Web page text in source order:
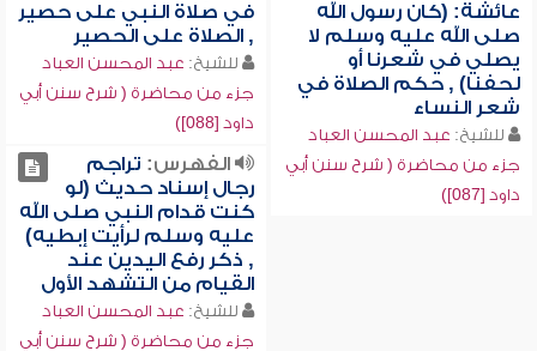
عائشة: (كان رسول الله
صلى الله عليه وسلم لا
يصلي في شعرنا أو
لحفنا) , حكم الصلاة في
شعر النساء
للشيخ: عبد المحسن العباد
جزء من محاضرة ( شرح سنن أبي
داود [087])
في صلاة النبي على حصير
, الصلاة على الحصير
للشيخ: عبد المحسن العباد
جزء من محاضرة ( شرح سنن أبي
داود [088])
الفهرس: تراجم
رجال إسناد حديث (لو
كنت قدام النبي صلى الله
عليه وسلم لرأيت إبطيه)
, ذكر رفع اليدين عند
القيام من التشهد الأول
للشيخ: عبد المحسن العباد
جزء من محاضرة ( شرح سنن أبي